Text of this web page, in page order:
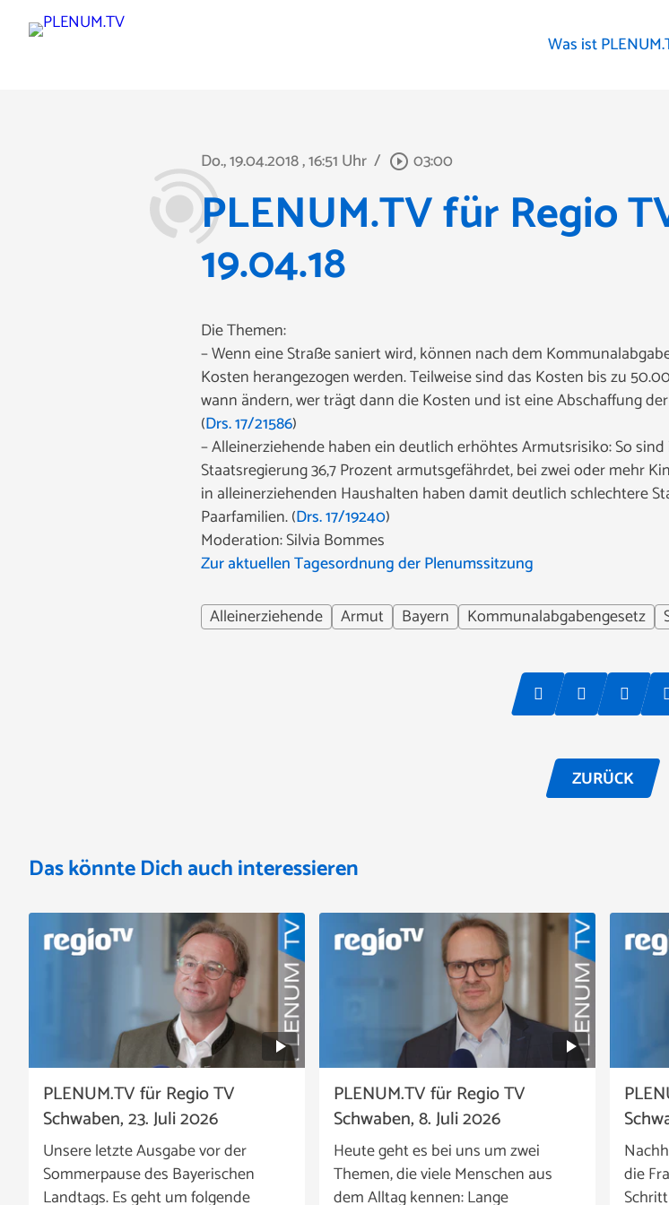
Was ist
Do., 19.04.2018, 16:51 Uhr / play_circle_outline 03:00
PLENUM.TV für Regio
19.04.18
Die Themen:
– Wenn eine Straße saniert wird, können nach dem
Kosten herangezogen werden. Teilweise sind das Kosten bis zu
wann ändern, wer trägt dann die Kosten und ist eine Abschaffung
(Drs. 17/21586)
– Alleinerziehende haben ein deutlich erhöhtes Armutsrisiko: So
Staatsregierung 36,7 Prozent armutsgefährdet, bei zwei oder mehr
in alleinerziehenden Haushalten haben damit deutlich schlechtere
Paarfamilien. (Drs. 17/19240)
Moderation: Silvia Bommes
Zur aktuellen Tagesordnung der Plenumssitzung
Alleinerziehende
Armut Bayern Kommunalabgabengesetz
ZURÜCK
Das könnte Dich auch interessieren
PLENUM.TV für Regio TV
Schwaben, 23. Juli 2026
Unsere letzte Ausgabe vor der
Sommerpause des Bayerischen
Landtags. Es geht um folgende
PLENUM.TV für Regio TV
Schwaben, 8. Juli 2026
Heute geht es bei uns um zwei
Themen, die viele Menschen aus
dem Alltag kennen: Lange
die